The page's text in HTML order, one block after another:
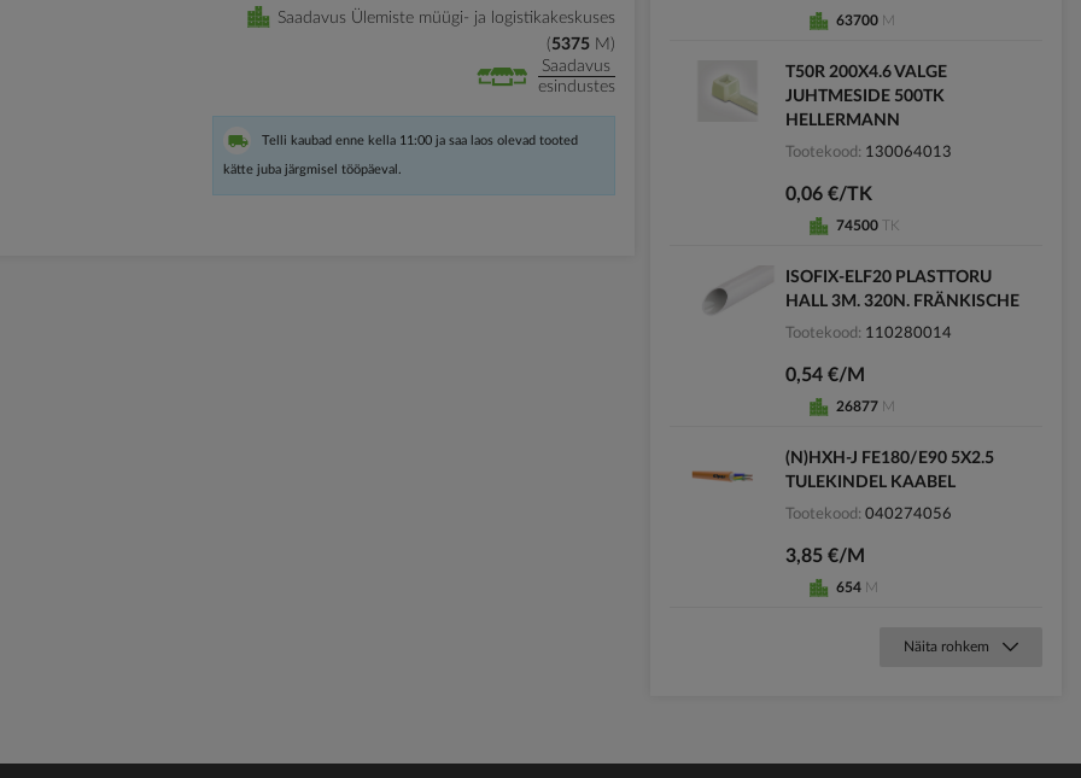
Saadavus Ülemiste müügi- ja logistikakeskuses
5375 M
Saadavus
esindustes
Telli kaubad enne kella 11:00 ja saa laos olevad tooted
kätte juba järgmisel tööpäeval.
63700 M
T50R 200X4.6 VALGE
JUHTMESIDE 500TK
HELLERMANN
Tootekood 130064013
0,06 €/TK
74500 TK
ISOFIX-ELF20 PLASTTORU
HALL 3M. 320N. FRÄNKISCHE
Tootekood 110280014
0,54 €/M
26877 M
(N)HXH-J FE180/E90 5X2.5
TULEKINDEL KAABEL
Tootekood 040274056
3,85 €/M
654 M
Näita rohkem